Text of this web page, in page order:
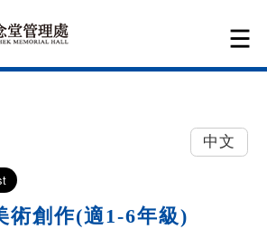
中文
術創作(適1-6年級)